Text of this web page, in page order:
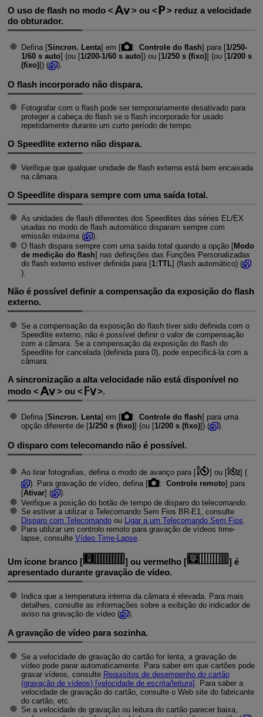
O uso de flash no modo ou
reduz a velocidade
do obturador.
Defina [Sincron. Lenta] em [ : Controle do flash] para [1/250-
1/60 s auto] (ou [1/200-1/60 s auto]) ou [1/250 s (fixo)] (ou [1/200 s
(fixo)]) ( ).
O flash incorporado não dispara.
Fotografar com o flash pode ser temporariamente desativado para
proteger a cabeça do flash se o flash incorporado for usado
repetidamente durante um curto período de tempo.
O Speedlite externo não dispara.
Verifique que qualquer unidade de flash externa está bem encaixada
na câmara.
O Speedlite dispara sempre com uma saída total.
As unidades de flash diferentes dos Speedlites das séries EL/EX
usadas no modo de flash automático disparam sempre com
emissão máxima (
).
O flash dispara sempre com uma saída total quando a opção [Modo
de medição do flash] nas definições das Funções Personalizadas
do flash externo estiver definida para [1:TTL] (flash automático) (
).
Não é possível definir a compensação da exposição do flash
externo.
Se a compensação da exposição do flash tiver sido definida com o
Speedlite externo, não é possível definir o valor de compensação
com a câmara. Se a compensação da exposição do flash do
Speedlite for cancelada (definida para 0), pode especificá-la com a
câmara.
A sincronização a alta velocidade não está disponível no
modo
ou .
Defina [Sincron. Lenta] em [ : Controle do flash] para uma
opção diferente de [1/250 s (fixo)] (ou [1/200 s (fixo)]) ( ).
O disparo com telecomando não é possível.
Ao tirar fotografias, defina o modo de avanço para [ ] ou [
] (
). Para gravação de vídeo, defina [
:Controle remoto] para
[Ativar] (
).
Verifique a posição do botão de tempo de disparo do telecomando.
Se estiver a utilizar o Telecomando Sem Fios BR-E1
, consulte
Disparo com Telecomandoou Ligar a um Telecomando Sem Fios
Para utilizar um controlo remoto para gravação de vídeos time-
lapse, consulte Vídeo Time-Lapse.
Um ícone branco [ ] ou vermelho [
] é
apresentado durante gravação de vídeo.
Indica que a temperatura interna da câmara é elevada. Para mais
detalhes, consulte as informações sobre a exibição do indicador de
aviso na gravação de vídeo (
).
A gravação de vídeo para sozinha.
Se a velocidade de gravação do cartão for lenta, a gravação de
vídeo pode parar automaticamente. Para saber em que cartões pode
gravar vídeos, consulte Requisitos de desempenho do cartão
(gravação de vídeos) [velocidade de escrita/leitura]
. Para saber a
velocidade de gravação do cartão, consulte o Web site do fabricante
do cartão, etc.
Se a velocidade de gravação ou leitura do cartão parecer baixa,